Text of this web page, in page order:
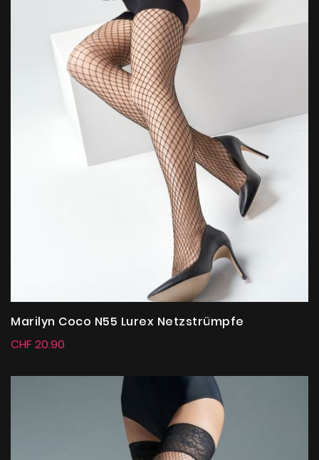
Marilyn Coco N55 Lurex Netzstrümpfe
CHF 20.90